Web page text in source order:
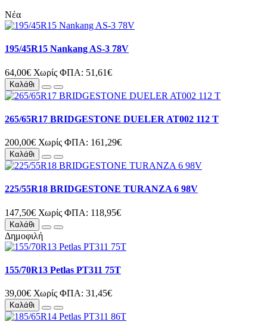
Νέα
195/45R15 Nankang AS-3 78V
64,00€ Χωρίς ΦΠΑ: 51,61€
Καλάθι
265/65R17 BRIDGESTONE DUELER AT002 112 T
200,00€ Χωρίς ΦΠΑ: 161,29€
Καλάθι
225/55R18 BRIDGESTONE TURANZA 6 98V
147,50€ Χωρίς ΦΠΑ: 118,95€
Καλάθι
Δημοφιλή
155/70R13 Petlas PT311 75T
39,00€ Χωρίς ΦΠΑ: 31,45€
Καλάθι